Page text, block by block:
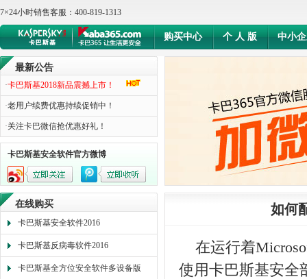
7×24小时销售客服：400-819-1313
购买中心 个 人 版 中小
最新公告
·卡巴斯基2018新品震撼上市！
·老用户续费优惠持续促销中！
·关注卡巴微信抢优惠好礼！
卡巴斯基安全软件官方微博
在线购买
卡巴斯基安全软件2016
卡巴斯基反病毒软件2016
卡巴斯基全方位安全软件多设备版
如何
在运行着
使用卡巴斯基安全